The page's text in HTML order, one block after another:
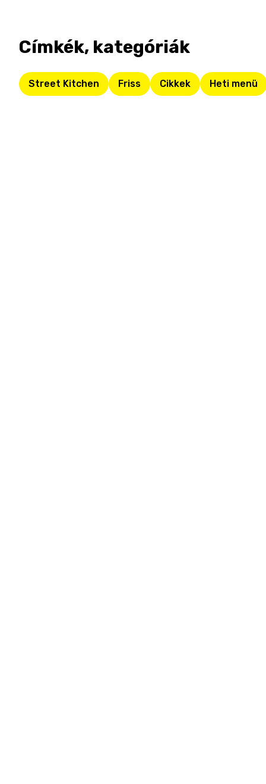
Címkék, kategóriák
Street Kitchen Friss Cikkek Heti menü